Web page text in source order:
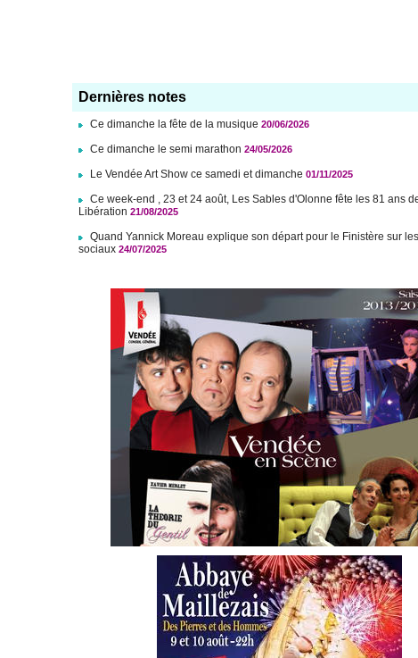
Dernières notes
Ce dimanche la fête de la musique 20/06/2026
Ce dimanche le semi marathon24/05/2026
Le Vendée Art Show ce samedi et dimanche 01/11/2025
Ce week-end , 23 et 24 août, Les Sables d'Olonne fête les 81 ans
Libération21/08/2025
Quand Yannick Moreau explique son départ pour le Finistère sur
sociaux 24/07/2025